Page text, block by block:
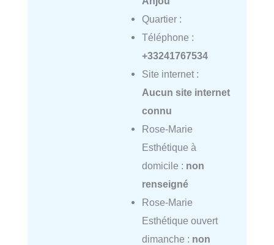
Quartier :
Téléphone :
+33241767534
Site internet :
Aucun site internet
connu
Rose-Marie
Esthétique à
domicile : non
renseigné
Rose-Marie
Esthétique ouvert
dimanche : non